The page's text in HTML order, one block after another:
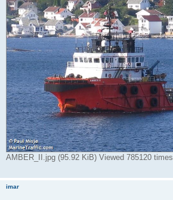
AMBER_II.jpg (95.92 KiB) Viewed 785120 times
imar